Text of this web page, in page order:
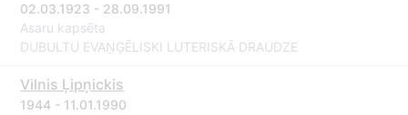
02.03.1923 - 28.09.1991
Asaru kapsēta
DUBULTU EVAŅĢĒLISKI LUTERISKĀ DRAUDZE
Vilnis Ļipņickis
1944 - 11.01.1990